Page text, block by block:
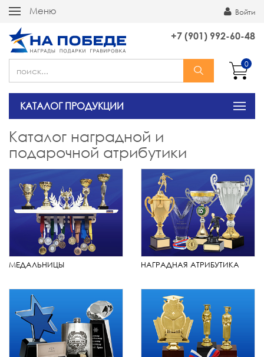
Меню Войти
+7 (901) 992-60-48
0
КАТАЛОГ ПРОДУКЦИИ
Каталог наградной и
подарочной атрибутики
МЕДАЛЬНИЦЫ НАГРАДНАЯ АТРИБУТИКА